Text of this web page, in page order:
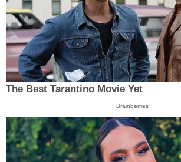
The Best Tarantino Movie Yet
Brainberries